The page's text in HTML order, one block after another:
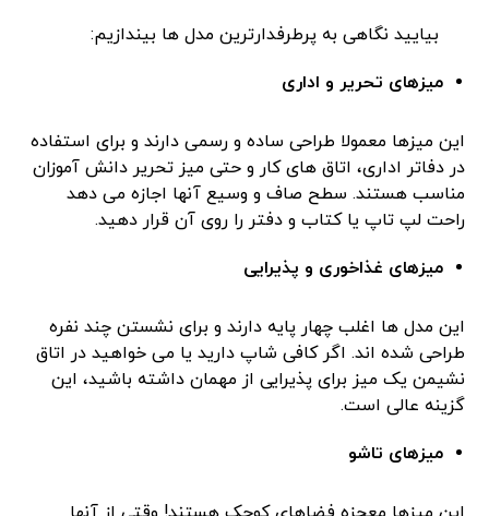
بیایید نگاهی به پرطرفدارترین مدل ‌ها بیندازیم:
میزهای تحریر و اداری
این میزها معمولا طراحی ساده و رسمی دارند و برای استفاده
در دفاتر اداری، اتاق‌ های کار و حتی میز تحریر دانش‌ آموزان
مناسب هستند. سطح صاف و وسیع آنها اجازه می ‌دهد
راحت لپ‌ تاپ یا کتاب و دفتر را روی آن قرار دهید.
میزهای غذاخوری و پذیرایی
این مدل ‌ها اغلب چهار پایه دارند و برای نشستن چند نفره
طراحی شده‌ اند. اگر کافی ‌شاپ دارید یا می‌ خواهید در اتاق
نشیمن یک میز برای پذیرایی از مهمان داشته باشید، این
گزینه عالی است.
میزهای تاشو